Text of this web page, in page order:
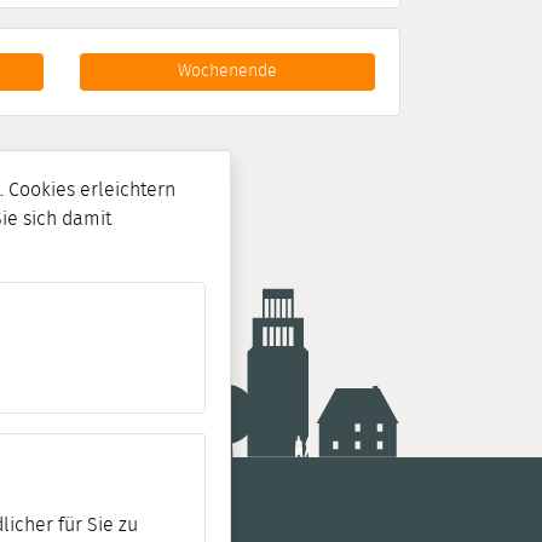
Cookies erleichtern
sich damit
für Sie zu
Wochenende